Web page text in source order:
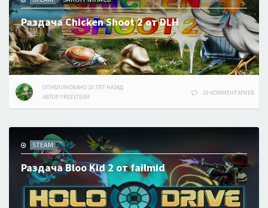
Раздача Chicken Shoot 2 от DLH
ОПУБЛИКОВАНО 10 ЛЕТНАЗАД
АВТОР:FREESTEAM
10 КОММЕНТАРИЕВ
STEAM
Раздача Bloo Kid 2 от failmid